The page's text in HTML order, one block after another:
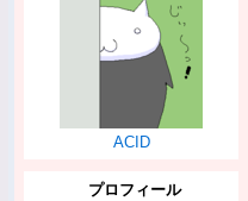
ACID
プロフィール